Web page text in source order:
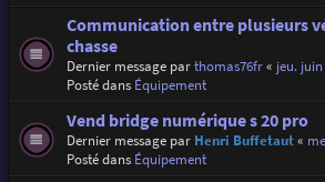
Communication entre plusieurs
chasse
Dernier message parthomas76fr« jeu. juin
Posté dans Équipement
Vend bridge numérique s 20 pro
Dernier message par Henri Buffetaut«
Posté dans Équipement